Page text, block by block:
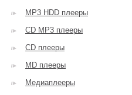
MP3 HDD плееры
CD MP3 плееры
CD плееры
MD плееры
Медиаплееры